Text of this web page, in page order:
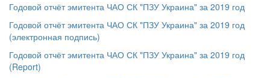
Годовой отчёт эмитента ЧАО СК "ПЗУ Украина" за 2019 год
Годовой отчёт эмитента ЧАО СК "ПЗУ Украина" за 2019 год
(электронная подпись)
Годовой отчёт эмитента ЧАО СК "ПЗУ Украина" за 2019 год
(Report)